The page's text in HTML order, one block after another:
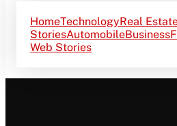
HomeTechnologyReal
StoriesAutomobileBusiness
Web Stories